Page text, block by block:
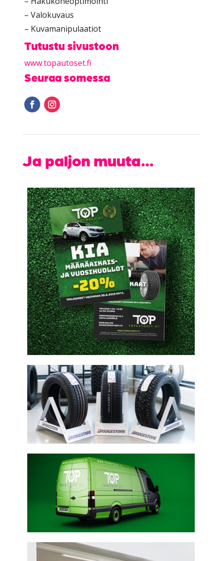
– Valokuvaus
– Kuvamanipulaatiot
Tutustu sivustoon
www.topautoset.fi
Seuraa somessa
Ja paljon muuta…